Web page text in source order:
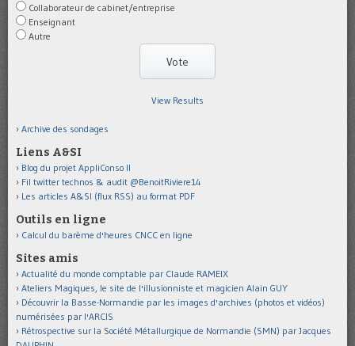
Collaborateur de cabinet/entreprise
Enseignant
Autre
View Results
Archive des sondages
Liens A&SI
Blog du projet AppliConso II
Fil twitter technos & audit @BenoitRiviere14
Les articles A&SI (flux RSS) au format PDF
Outils en ligne
Calcul du barème d'heures CNCC en ligne
Sites amis
Actualité du monde comptable par Claude RAMEIX
Ateliers Magiques, le site de l'illusionniste et magicien Alain GUY
Découvrir la Basse-Normandie par les images d'archives (photos et vidéos)
numérisées par l'ARCIS
Rétrospective sur la Société Métallurgique de Normandie (SMN) par Jacques